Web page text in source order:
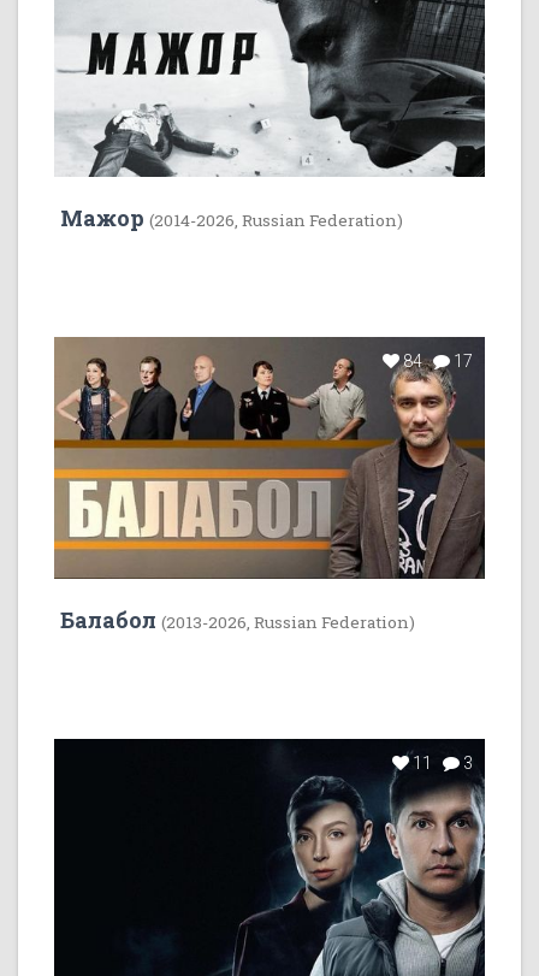
Мажор (2014-2026, Russian Federation)
84 17
Балабол (2013-2026, Russian Federation)
11 3